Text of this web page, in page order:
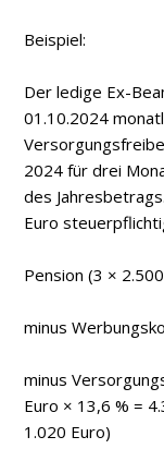
Beispiel:
Der ledige Ex-
01.10.2024
2024 für drei
des
Euro
Pension (3 ×
minus
minus
Euro × 13,6 % =
1.020 Euro)